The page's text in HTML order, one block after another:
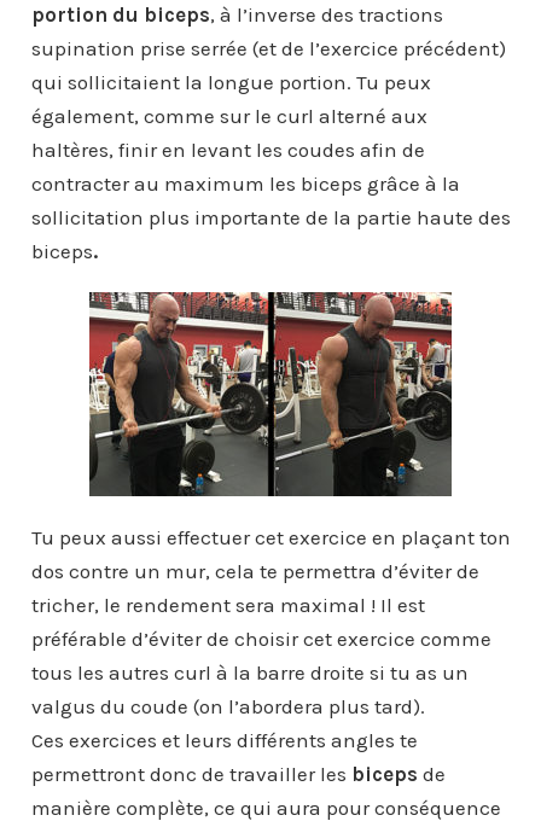
portion du biceps, à l’inverse des tractions
supination prise serrée (et de l’exercice précédent)
qui sollicitaient la longue portion. Tu peux
également, comme sur le curl alterné aux
haltères, finir en levant les coudes afin de
contracter au maximum les biceps grâce à la
sollicitation plus importante de la partie haute des
biceps.
Tu peux aussi effectuer cet exercice en plaçant ton
dos contre un mur, cela te permettra d’éviter de
tricher, le rendement sera maximal ! Il est
préférable d’éviter de choisir cet exercice comme
tous les autres curl à la barre droite si tu as un
valgus du coude (on l’abordera plus tard).
Ces exercices et leurs différents angles te
permettront donc de travailler les biceps de
manière complète, ce qui aura pour conséquence